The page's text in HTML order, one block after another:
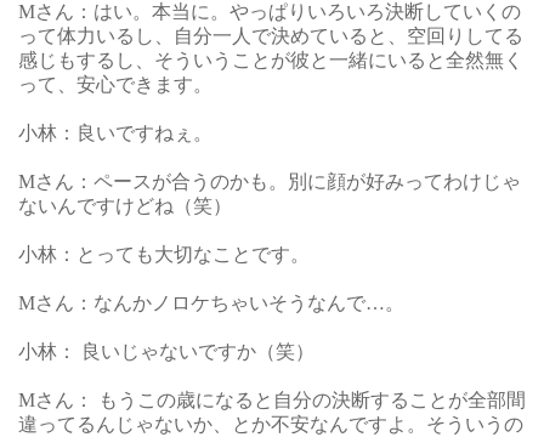
Mさん：はい。本当に。やっぱりいろいろ決断していくの
って体力いるし、自分一人で決めていると、空回りしてる
感じもするし、そういうことが彼と一緒にいると全然無く
って、安心できます。
小林：良いですねぇ。
Mさん：ペースが合うのかも。別に顔が好みってわけじゃ
ないんですけどね（笑）
小林：とっても大切なことです。
Mさん：なんかノロケちゃいそうなんで…。
小林： 良いじゃないですか（笑）
Mさん： もうこの歳になると自分の決断することが全部間
違ってるんじゃないか、とか不安なんですよ。そういうの